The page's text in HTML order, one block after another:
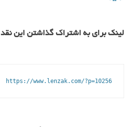
لینک برای به اشتراک گذاشتن این نقد
https://www.lenzak.com/?p=10256